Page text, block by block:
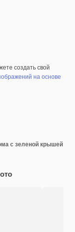
создать свой
на основе
с зеленой крышей